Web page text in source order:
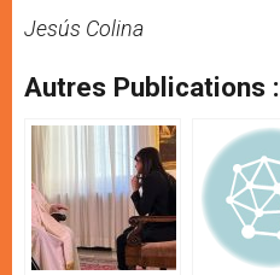
Jesús Colina
Autres Publications :